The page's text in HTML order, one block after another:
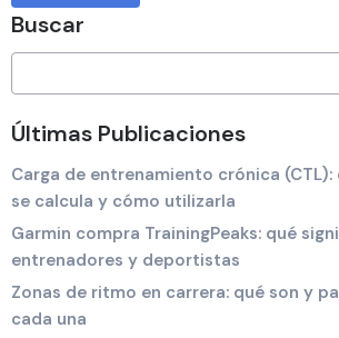
Buscar
Últimas Publicaciones
Carga de entrenamiento crónica (CTL):
se calcula y cómo utilizarla
Garmin compra TrainingPeaks: qué
entrenadores y deportistas
Zonas de ritmo en carrera: qué son y
cada una